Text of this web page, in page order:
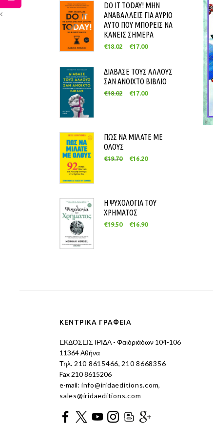
DO IT TODAY! ΜΗΝ
ΑΝΑΒΑΛΛΕΙΣ ΓΙΑ ΑΥΡΙΟ
ΑΥΤΟ ΠΟΥ ΜΠΟΡΕΙΣ ΝΑ
ΚΑΝΕΙΣ ΣΗΜΕΡΑ
€18.02 €17.00
ΔΙΑΒΑΣΕ ΤΟΥΣ ΑΛΛΟΥΣ
ΣΑΝ ΑΝΟΙΧΤΟ ΒΙΒΛΙΟ
€18.02 €17.00
ΠΩΣ ΝΑ ΜΙΛΑΤΕ ΜΕ
ΟΛΟΥΣ
€19.70 €16.20
Η ΨΥΧΟΛΟΓΙΑ ΤΟΥ
ΧΡΗΜΑΤΟΣ
€19.50 €16.90
ΚΕΝΤΡΙΚΑ ΓΡΑΦΕΙΑ
ΕΚΔΟΣΕΙΣ ΙΡΙΔΑ - Φαιδριάδων 104-106
11364 Αθήνα
Τηλ. 210 8615466, 210 8668356
Fax 210 8615206
e-mail: info@iridaeditions.com,
sales@iridaeditions.com